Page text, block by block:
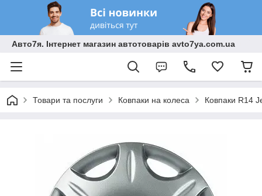
Авто7я. Інтернет магазин автотоварів avto7ya.com.ua
Товари та послуги Ковпаки на колеса Ковпаки R14